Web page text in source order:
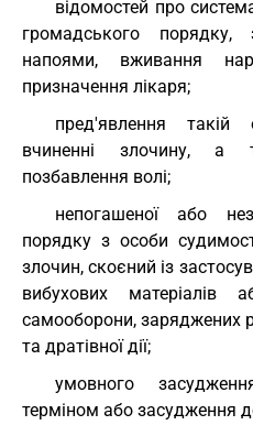
відомостей про
громадського порядку,
напоями, вживання
призначення лікаря;
пред'явлення такій
вчиненні злочину, а
позбавлення волі;
непогашеної або
порядку з особи
злочин, скоєний із
вибухових матеріалів
самооборони, заряджених
та дратівної дії;
умовного
терміном або засудження